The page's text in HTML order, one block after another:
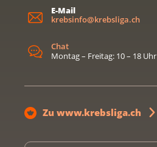
E-Mail
krebsinfo@krebsliga.ch
Chat
Montag – Freitag: 10 – 18 Uhr
Zu www.krebsliga.ch